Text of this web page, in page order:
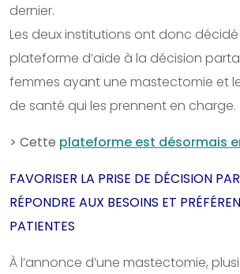
dernier.
Les deux institutions ont donc décidé
plateforme d’aide à la décision
femmes ayant une mastectomie et
de santé qui les prennent en charge.
> Cette plateforme est désormais
FAVORISER LA PRISE DE DÉCISION
RÉPONDRE AUX BESOINS ET
PATIENTES
À l’annonce d’une mastectomie,